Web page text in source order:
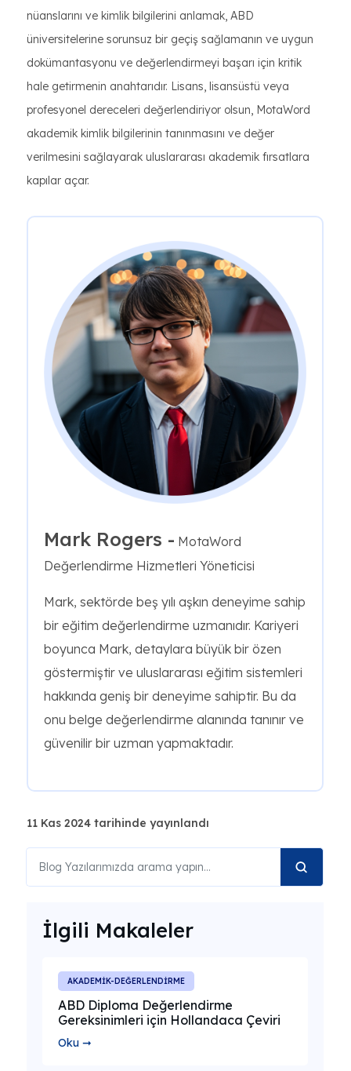
nüanslarını ve kimlik bilgilerini anlamak, ABD
üniversitelerine sorunsuz bir geçiş sağlamanın ve uygun
dokümantasyonu ve değerlendirmeyi başarı için kritik
hale getirmenin anahtarıdır. Lisans, lisansüstü veya
profesyonel dereceleri değerlendiriyor olsun, MotaWord
akademik kimlik bilgilerinin tanınmasını ve değer
verilmesini sağlayarak uluslararası akademik fırsatlara
kapılar açar.
Mark Rogers - MotaWord
Değerlendirme Hizmetleri Yöneticisi
Mark, sektörde beş yılı aşkın deneyime sahip
bir eğitim değerlendirme uzmanıdır. Kariyeri
boyunca Mark, detaylara büyük bir özen
göstermiştir ve uluslararası eğitim sistemleri
hakkında geniş bir deneyime sahiptir. Bu da
onu belge değerlendirme alanında tanınır ve
güvenilir bir uzman yapmaktadır.
11 Kas 2024 tarihinde yayınlandı
İlgili Makaleler
AKADEMİK-DEĞERLENDİRME
ABD Diploma Değerlendirme
Gereksinimleri için Hollandaca Çeviri
Oku ➞